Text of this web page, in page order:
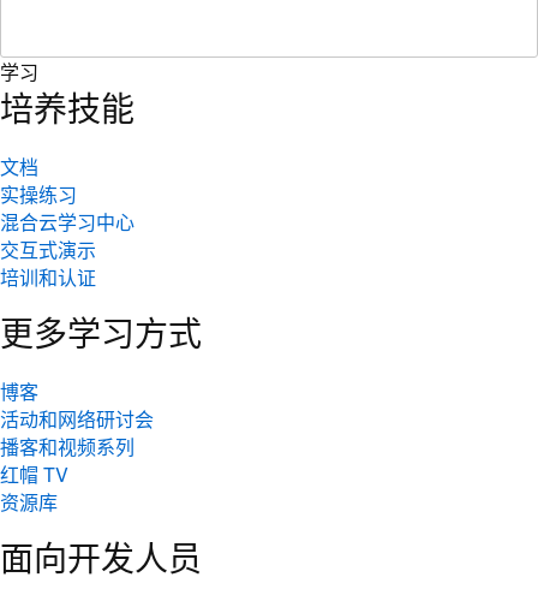
学习
培养技能
文档
实操练习
混合云学习中心
交互式演示
培训和认证
更多学习方式
博客
活动和网络研讨会
播客和视频系列
红帽 TV
资源库
面向开发人员